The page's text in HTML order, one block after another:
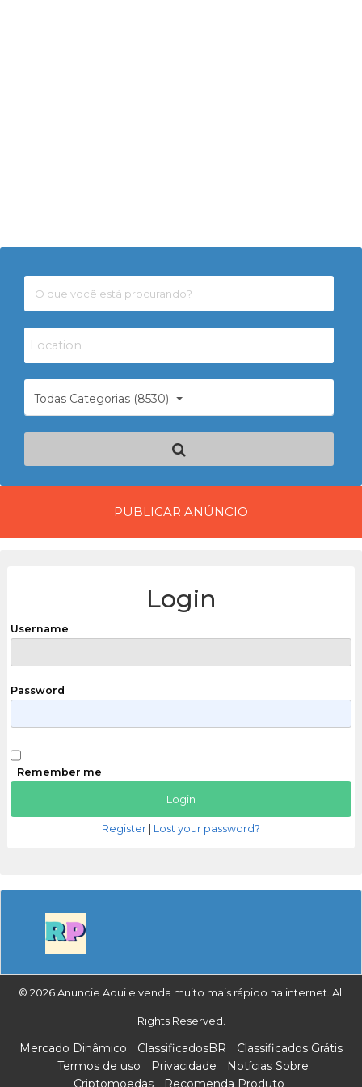
Todas Categorias (8530)
PUBLICAR ANÚNCIO
Login
Username
Password
Remember me
Register Lost your password?
© 2026 Anuncie Aqui e venda muito mais rápido na internet. All
Rights Reserved.
Mercado Dinâmico ClassificadosBR
Classificados Grátis
Termos de uso
Privacidade
Notícias Sobre
Criptomoedas
Recomenda Produto